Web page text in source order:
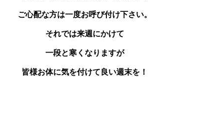
ご心配な方は一度お呼び付け下さい。
それでは来週にかけて
一段と寒くなりますが
皆様お体に気を付けて良い週末を！